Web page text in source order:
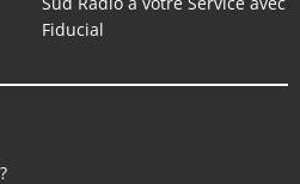
Fiducial